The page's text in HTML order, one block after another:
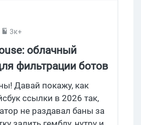
3к+
облачный
фильтрации ботов
Ads — гайд PHP-
2026
Давай покажу, как
ссылки в 2026 так,
не раздавал баны за